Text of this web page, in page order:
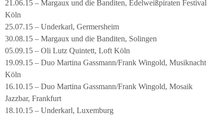
21.06.15 – Margaux und die Banditen, Edelweißpiraten Festival
Köln
25.07.15 – Underkarl, Germersheim
30.08.15 – Margaux und die Banditen, Solingen
05.09.15 – Oli Lutz Quintett, Loft Köln
19.09.15 – Duo Martina Gassmann/Frank Wingold, Musiknacht
Köln
16.10.15 – Duo Martina Gassmann/Frank Wingold, Mosaik
Jazzbar, Frankfurt
18.10.15 – Underkarl, Luxemburg